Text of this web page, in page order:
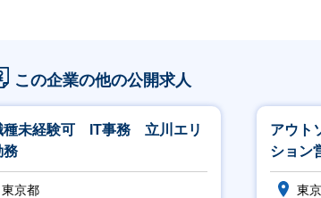
この企業の他の公開求人
未経験可 IT事務 立川エリ
務
東京都
アウト
ション
東